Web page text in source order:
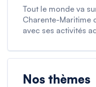
Tout le monde va
Charente-Maritime
avec ses activités
Nos thèmes